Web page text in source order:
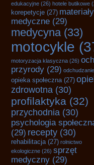
edukacyjne (26) hotele butikowe
korepetycje (27) materiały
medyczne (29)
medycyna(33)
motocykle
motoryzacja klasyczna (26)
przyrody (29) odchudzanie
opieka społeczna(27)
zdrowotna (30)
profilaktyka (32)
przychodnia (30)
psychologia
(29) recepty (30)
rehabilitacja(27) rolnictwo
ekologiczne (26) sprzęt
medyczny (29)